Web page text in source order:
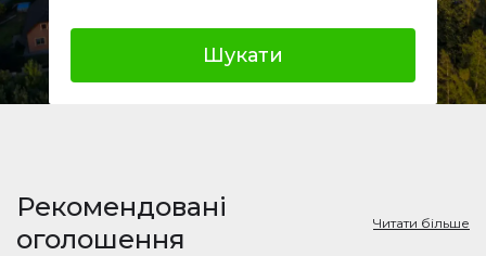
Шукати
Рекомендовані
оголошення
Читати більше